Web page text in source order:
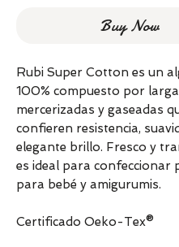
Buy Now
Rubi Super Cotton es un
100% compuesto por
mercerizadas y gaseadas
confieren resistencia,
elegante brillo. Fresco y
es ideal para confeccionar
para bebé y amigurumis.
Certificado Oeko-Tex®